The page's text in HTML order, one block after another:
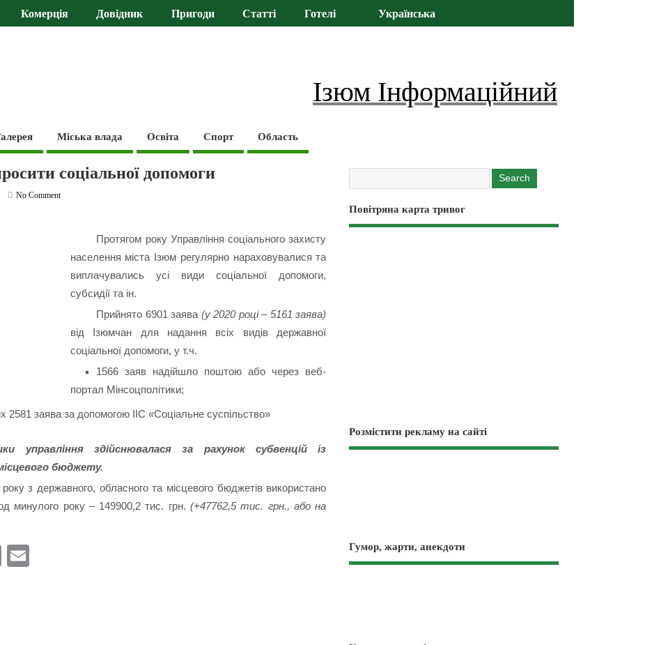
Комерція Довідник Пригоди Статті Готелі Українська
Ізюм Інформаційний
Міська влада Освіта Спорт Область
соціальної допомоги
No Comment
Протягом року Управління соціального захисту
населення міста Ізюм регулярно нараховувалися та
виплачувались усі види соціальної допомоги,
субсидії та ін.
Прийнято 6901 заява (у 2020 році – 5161 заява)
від Ізюмчан для надання всіх видів державної
соціальної допомоги, у т.ч.
1566 заяв надійшло поштою або через веб-
портал Мінсоцполітики;
заява за допомогою ІІС «Соціальне суспільство»
управління здійснювалася за рахунок субвенцій із
бюджету.
з державного, обласного та місцевого бюджетів використано
минулого року – 149900,2 тис. грн.(+47762,5 тис. грн., або на
Pr
Повітряна карта тривог
Розмістити рекламу на сайті
Гумор, жарти, анекдоти